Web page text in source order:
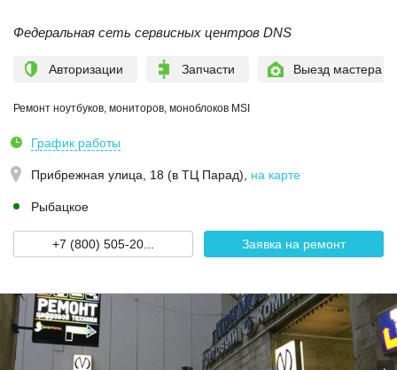
Федеральная сеть сервисных центров DNS
Авторизации Запчасти Выезд мастера
Ремонт ноутбуков, мониторов, моноблоков MSI
График работы
Прибрежная улица, 18 (в ТЦ Парад) на карте
Рыбацкое
+7 (800) 505-20... Заявка на ремонт